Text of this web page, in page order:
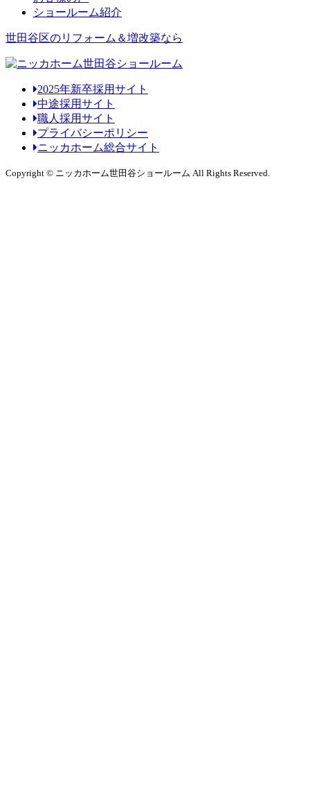
ショールーム紹介
世田谷区のリフォーム＆増改築なら
2025年新卒採用サイト
中途採用サイト
職人採用サイト
プライバシーポリシー
ニッカホーム総合サイト
Copyright © ニッカホーム世田谷ショールーム All Rights Reserved.